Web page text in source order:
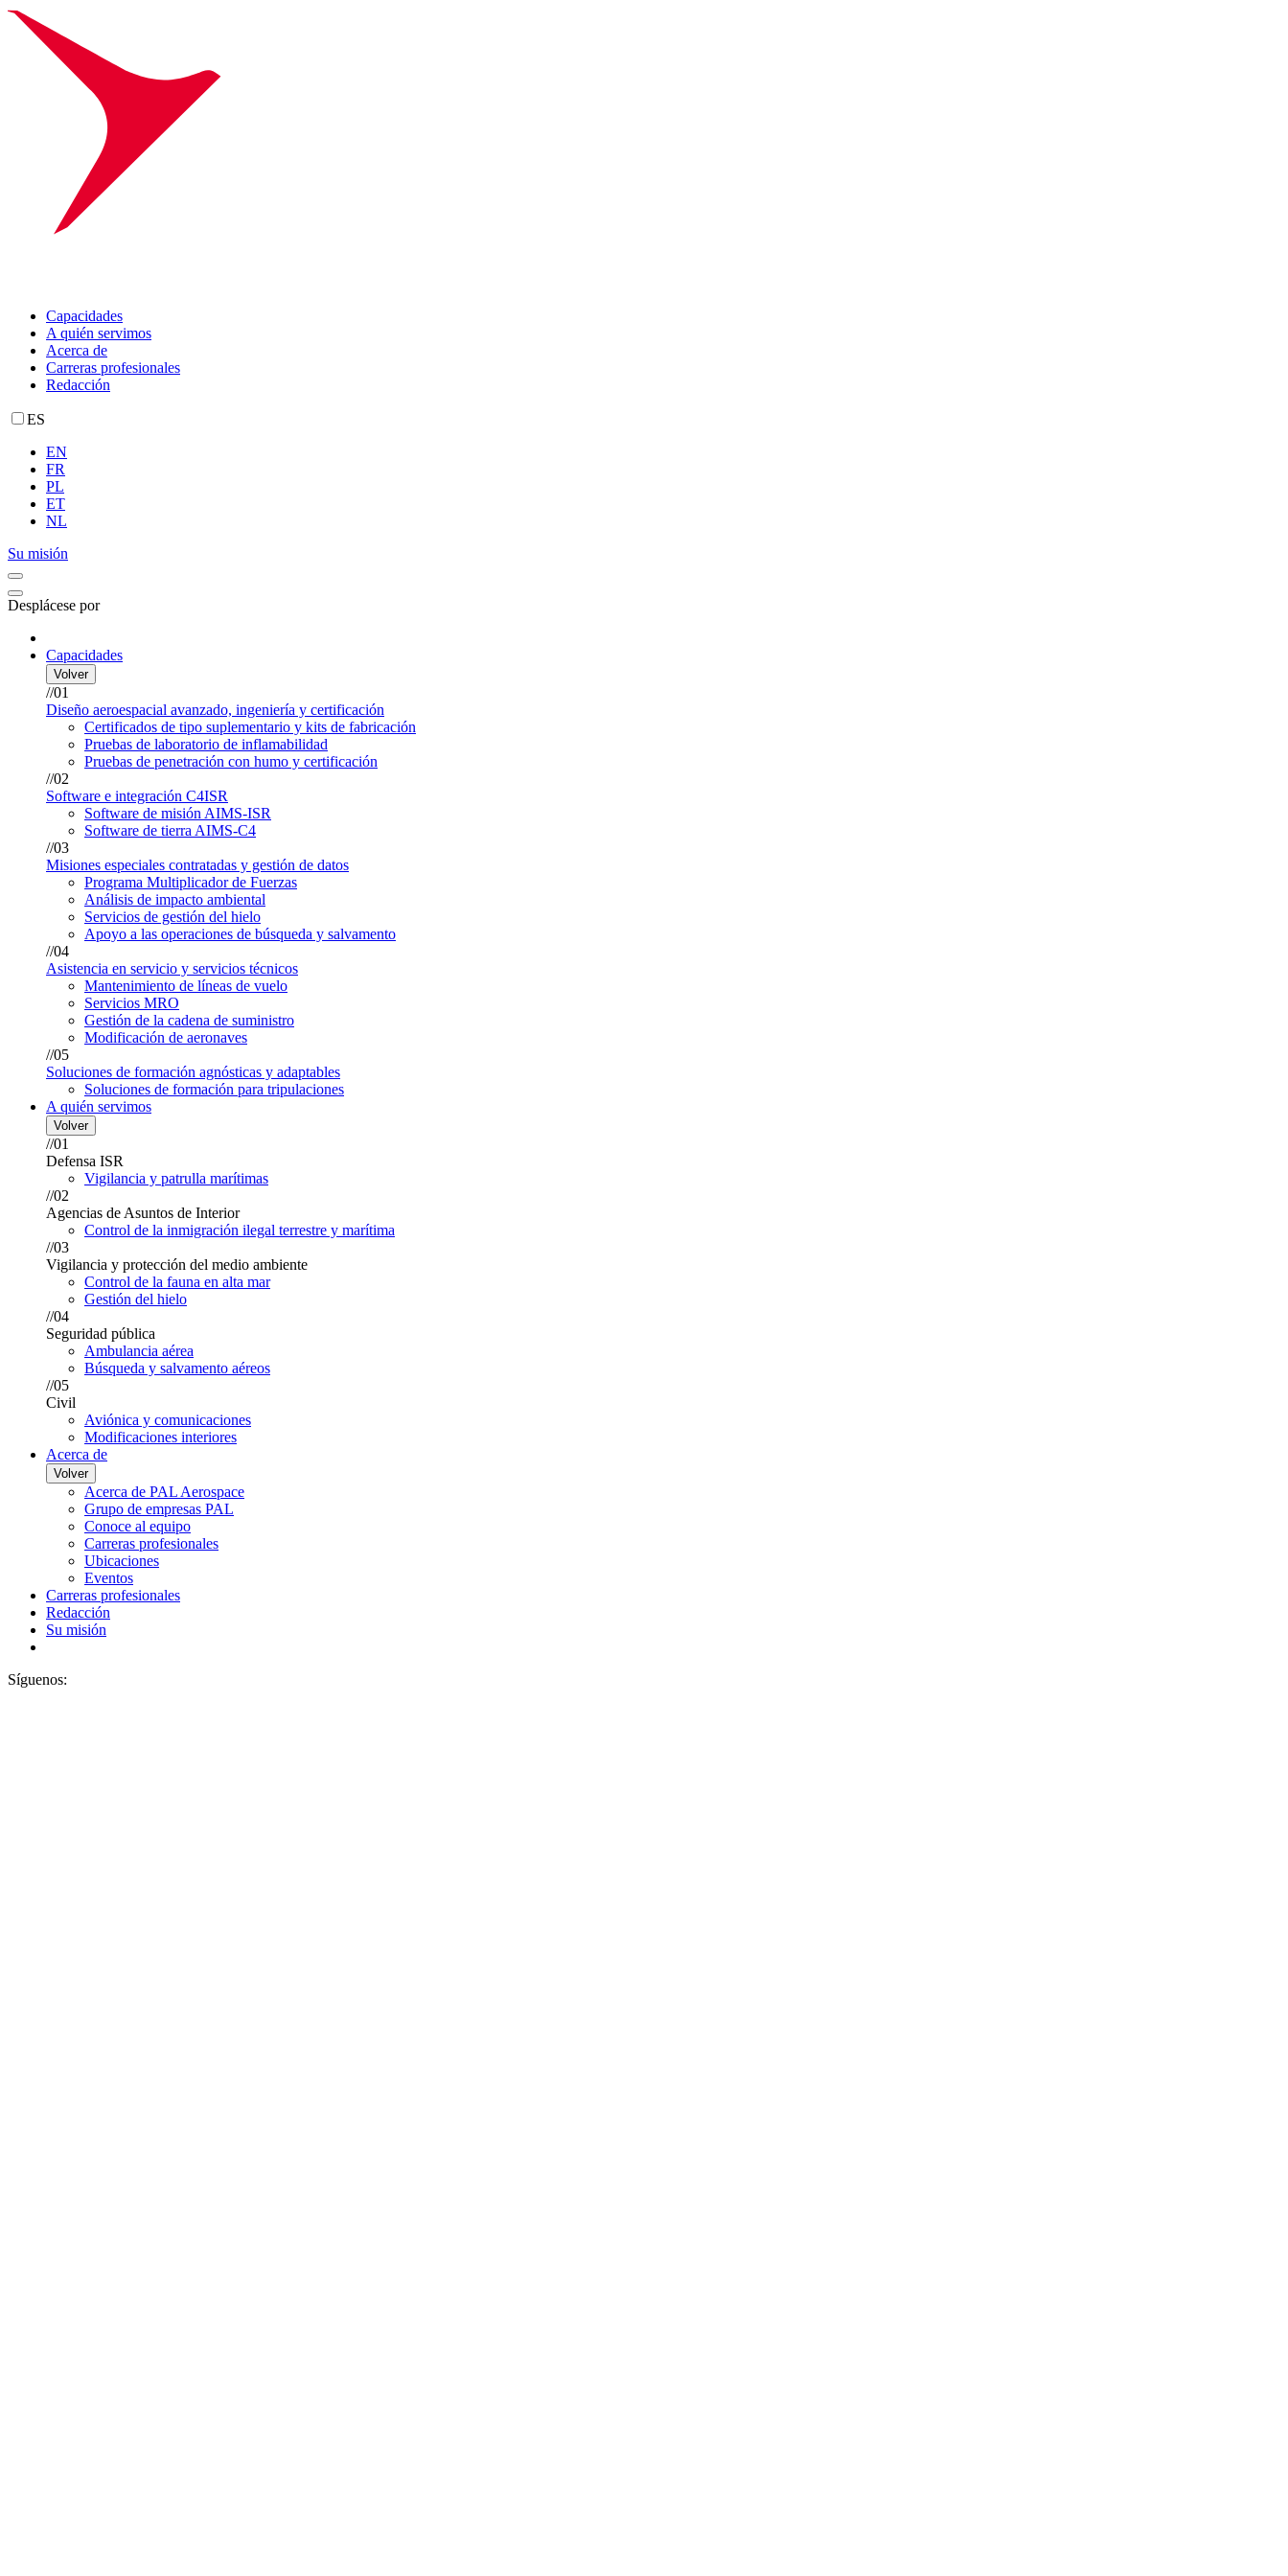
Capacidades
A quién servimos
Acerca de
Carreras profesionales
Redacción
ES
EN
FR
PL
ET
NL
Su misión
Desplácese por
Capacidades
Volver
//01
Diseño aeroespacial avanzado, ingeniería y certificación
Certificados de tipo suplementario y kits de fabricación
Pruebas de laboratorio de inflamabilidad
Pruebas de penetración con humo y certificación
//02
Software e integración C4ISR
Software de misión AIMS-ISR
Software de tierra AIMS-C4
//03
Misiones especiales contratadas y gestión de datos
Programa Multiplicador de Fuerzas
Análisis de impacto ambiental
Servicios de gestión del hielo
Apoyo a las operaciones de búsqueda y salvamento
//04
Asistencia en servicio y servicios técnicos
Mantenimiento de líneas de vuelo
Servicios MRO
Gestión de la cadena de suministro
Modificación de aeronaves
//05
Soluciones de formación agnósticas y adaptables
Soluciones de formación para tripulaciones
A quién servimos
Volver
//01
Defensa ISR
Vigilancia y patrulla marítimas
//02
Agencias de Asuntos de Interior
Control de la inmigración ilegal terrestre y marítima
//03
Vigilancia y protección del medio ambiente
Control de la fauna en alta mar
Gestión del hielo
//04
Seguridad pública
Ambulancia aérea
Búsqueda y salvamento aéreos
//05
Civil
Aviónica y comunicaciones
Modificaciones interiores
Acerca de
Volver
Acerca de PAL Aerospace
Grupo de empresas PAL
Conoce al equipo
Carreras profesionales
Ubicaciones
Eventos
Carreras profesionales
Redacción
Su misión
Síguenos: